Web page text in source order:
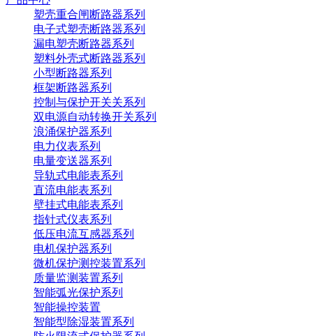
塑壳重合闸断路器系列
电子式塑壳断路器系列
漏电塑壳断路器系列
塑料外壳式断路器系列
小型断路器系列
框架断路器系列
控制与保护开关关系列
双电源自动转换开关系列
浪涌保护器系列
电力仪表系列
电量变送器系列
导轨式电能表系列
直流电能表系列
壁挂式电能表系列
指针式仪表系列
低压电流互感器系列
电机保护器系列
微机保护测控装置系列
质量监测装置系列
智能弧光保护系列
智能操控装置
智能型除湿装置系列